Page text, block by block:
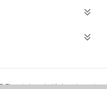
Ticaret sistemleriile hazırlanmıştır.